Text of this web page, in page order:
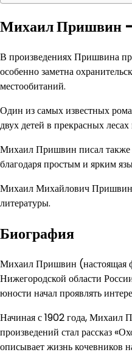
Михаил Пришвин –
В произведениях Пришвина
особенно заметна
местообитаний.
Один из самых известных
двух детей в прекрасных
Михаил Пришвин писал также
благодаря простым и ярким
Михаил Михайлович Пришвин
литературы.
Биография
Михаил Пришвин (настоящая
Нижегородской области
юности начал проявлять
Начиная с 1902 года, Михаил
произведений стал рассказ
описывает жизнь кочевников